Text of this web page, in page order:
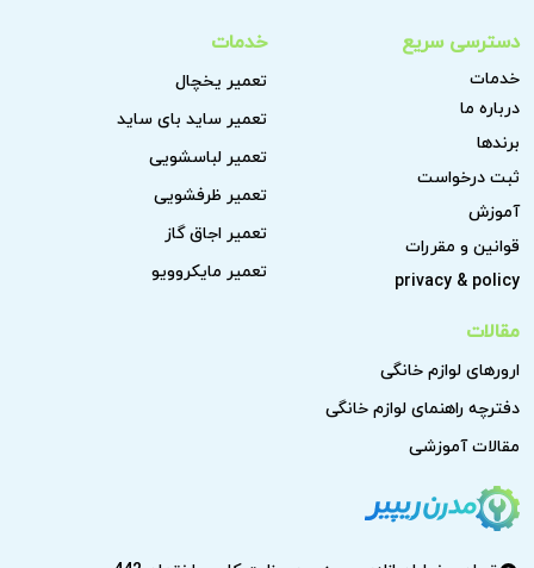
دسترسی سریع
خدمات
درباره ما
برندها
ثبت درخواست
آموزش
قوانین و مقررات
privacy & policy
خدمات
تعمیر یخچال
تعمیر ساید بای ساید
تعمیر لباسشویی
تعمیر ظرفشویی
تعمیر اجاق گاز
تعمیر مایکروویو
مقالات
ارورهای لوازم خانگی
دفترچه راهنمای لوازم خانگی
مقالات آموزشی